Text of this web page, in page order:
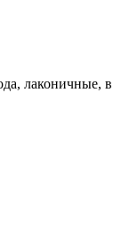
лаконичные, в